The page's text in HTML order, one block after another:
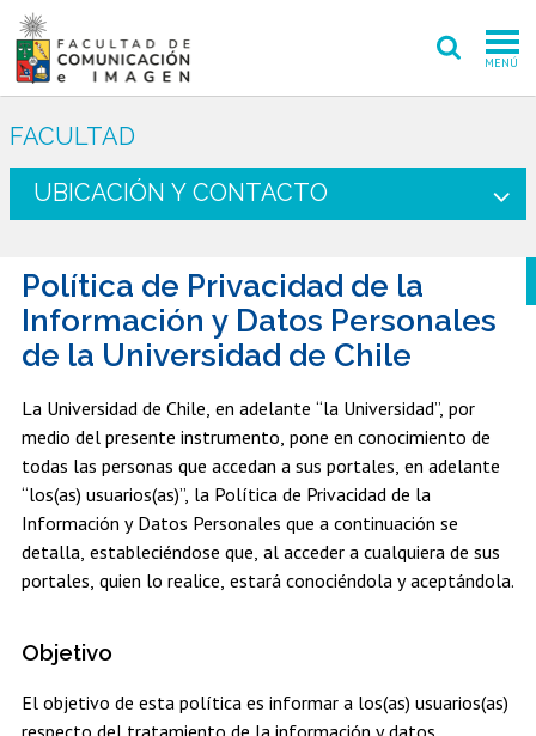
MENÚ
INVESTIGACIÓN CREACIÓN
EXTENSIÓN
ADMISIÓN
PERIODISMO CINE Y TV
Estudiantes Académicos Egresados
FACULTAD
UBICACIÓN Y CONTACTO
Política de Privacidad de la
Información y Datos Personales
de la Universidad de Chile
La Universidad de Chile, en adelante “la Universidad”, por
medio del presente instrumento, pone en conocimiento de
todas las personas que accedan a sus portales, en adelante
“los(as) usuarios(as)”, la Política de Privacidad de la
Información y Datos Personales que a continuación se
detalla, estableciéndose que, al acceder a cualquiera de sus
portales, quien lo realice, estará conociéndola y aceptándola.
Objetivo
El objetivo de esta política es informar a los(as) usuarios(as)
respecto del tratamiento de la información y datos